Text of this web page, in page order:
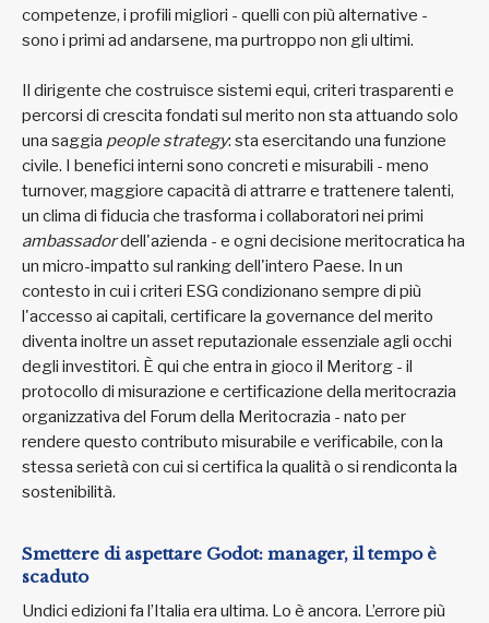
competenze, i profili migliori - quelli con più alternative -
sono i primi ad andarsene, ma purtroppo non gli ultimi.
Il dirigente che costruisce sistemi equi, criteri trasparenti e
percorsi di crescita fondati sul merito non sta attuando solo
una saggia people strategy: sta esercitando una funzione
civile. I benefici interni sono concreti e misurabili - meno
turnover, maggiore capacità di attrarre e trattenere talenti,
un clima di fiducia che trasforma i collaboratori nei primi
ambassadordell'azienda - e ogni decisione meritocratica ha
un micro-impatto sul ranking dell'intero Paese. In un
contesto in cui i criteri ESG condizionano sempre di più
l'accesso ai capitali, certificare la governance del merito
diventa inoltre un asset reputazionale essenziale agli occhi
degli investitori. È qui che entra in gioco il Meritorg - il
protocollo di misurazione e certificazione della meritocrazia
organizzativa del Forum della Meritocrazia - nato per
rendere questo contributo misurabile e verificabile, con la
stessa serietà con cui si certifica la qualità o si rendiconta la
sostenibilità.
Smettere di aspettare Godot: manager, il tempo è
scaduto
Undici edizioni fa l’Italia era ultima. Lo è ancora. L’errore più